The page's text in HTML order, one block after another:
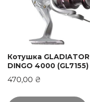
Котушка GLADIATOR
DINGO 4000 (GL7155)
470,00 ₴